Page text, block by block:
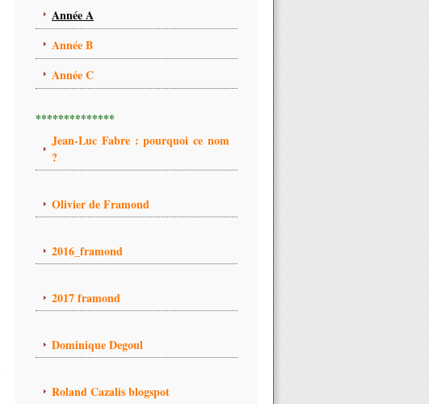
Année A
Année B
Année C
**************
Jean-Luc Fabre : pourquoi ce nom
?
Olivier de Framond
2016_framond
2017 framond
Dominique Degoul
Roland Cazalis blogspot